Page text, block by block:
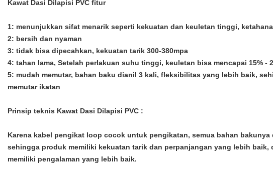
Kawat Dasi Dilapisi PVC fitur
1: menunjukkan sifat menarik seperti kekuatan dan keuletan tinggi,
2: bersih dan nyaman
3: tidak bisa dipecahkan, kekuatan tarik 300-380mpa
4: tahan lama, Setelah perlakuan suhu tinggi, keuletan bisa mencapai 15% -
5: mudah memutar, bahan baku dianil 3 kali, fleksibilitas yang lebih baik,
memutar ikatan
Prinsip teknis Kawat Dasi Dilapisi PVC :
Karena kabel pengikat loop cocok untuk pengikatan, semua bahan
sehingga produk memiliki kekuatan tarik dan perpanjangan yang lebih baik,
memiliki pengalaman yang lebih baik.